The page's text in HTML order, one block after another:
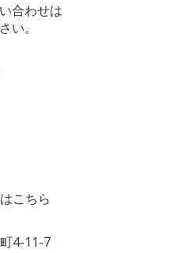
合わせは
い。
こちら
4-11-7